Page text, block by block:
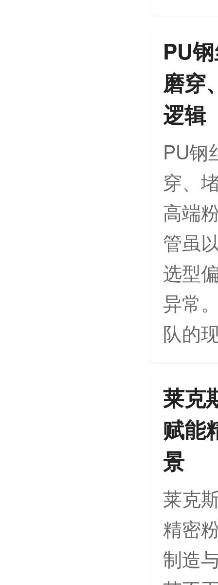
PU
磨穿
逻辑
PU钢
穿、
高端
管虽
选型
异常
队的
莱克
赋能
景
莱克
精密
制造